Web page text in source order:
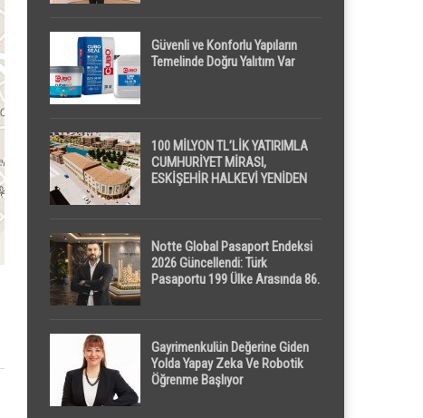
Güvenli ve Konforlu Yapıların
Temelinde Doğru Yalıtım Var
100 MİLYON TL’LİK YATIRIMLA
CUMHURİYET MİRASI,
ESKİŞEHİR HALKEVİ YENİDEN
Notte Global Pasaport Endeksi
2026 Güncellendi: Türk
Pasaportu 199 Ülke Arasında 86.
Gayrimenkulün Değerine Giden
Yolda Yapay Zeka Ve Robotik
Öğrenme Başlıyor